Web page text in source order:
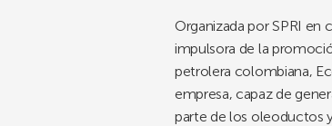
Organizada por SPRI en
impulsora de la
petrolera colombiana,
empresa, capaz de
parte de los oleoductos